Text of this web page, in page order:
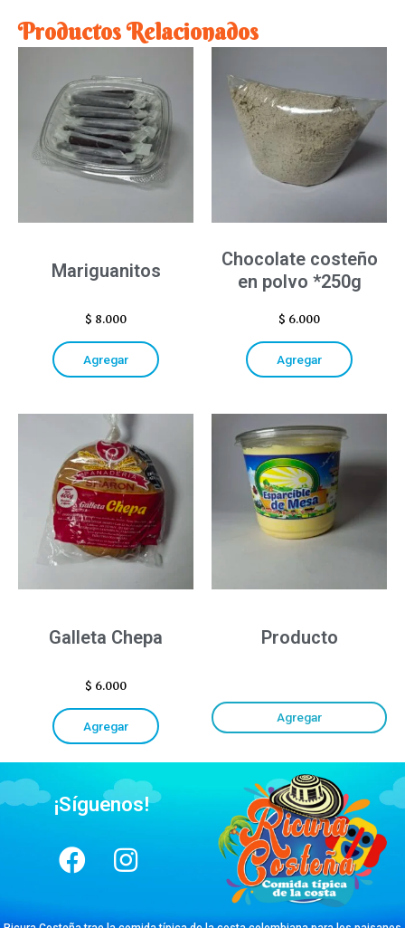
Productos Relacionados
Mariguanitos
$ 8.000
Agregar
Chocolate costeño
en polvo *250g
$ 6.000
Agregar
Galleta Chepa
$ 6.000
Agregar
Producto
Agregar
¡Síguenos!